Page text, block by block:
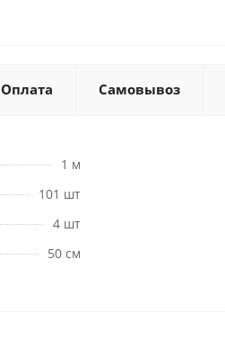
Оплата Самовывоз
1 м
101 шт
4 шт
50 см